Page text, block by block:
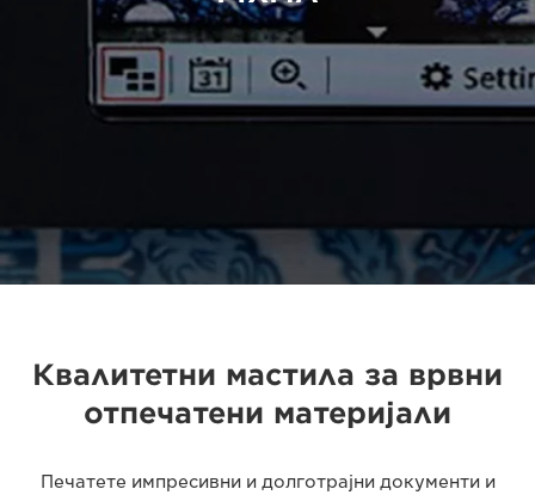
Квалитетни мастила за врвни
отпечатени материјали
Печатете импресивни и долготрајни документи и